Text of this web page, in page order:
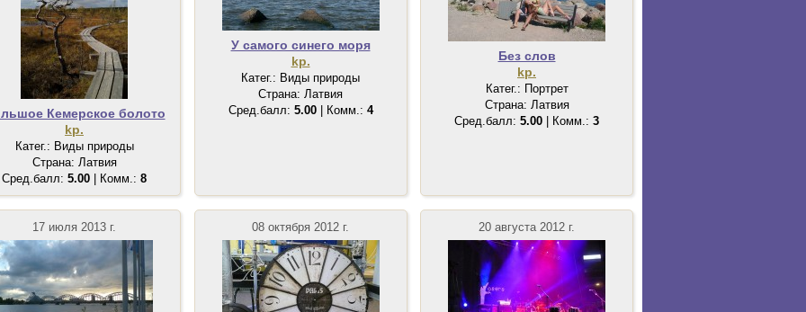
Кемерское болото
kp.
Катег.: Виды природы
Страна: Латвия
Сред.балл: 5.00 | Комм.: 8
У самого синего моря
kp.
Катег.: Виды природы
Страна: Латвия
Сред.балл: 5.00| Комм.: 4
Без слов
kp.
Катег.: Портрет
Страна: Латвия
Сред.балл: 5.00 | Комм.: 3
17 июля 2013 г. 08 октября 2012 г. 20 августа 2012 г.